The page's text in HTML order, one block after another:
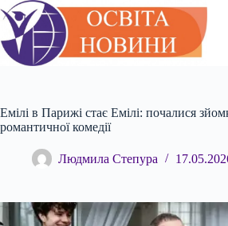
Перейти
до
вмісту
Емілі в Парижі стає Емілі: почалися
романтичної комедії
Людмила Степура